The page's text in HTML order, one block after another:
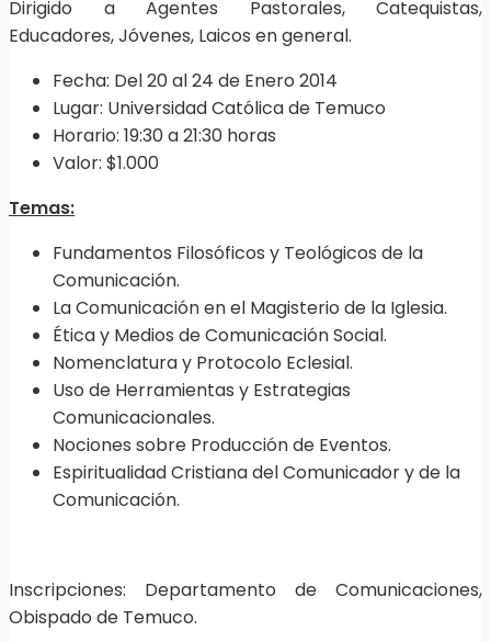
Dirigido a Agentes Pastorales, Catequistas,
Educadores, Jóvenes, Laicos en general.
Fecha: Del 20 al 24 de Enero 2014
Lugar: Universidad Católica de Temuco
Horario: 19:30 a 21:30 horas
Valor: $1.000
Temas:
Fundamentos Filosóficos y Teológicos de la
Comunicación.
La Comunicación en el Magisterio de la Iglesia.
Ética y Medios de Comunicación Social.
Nomenclatura y Protocolo Eclesial.
Uso de Herramientas y Estrategias
Comunicacionales.
Nociones sobre Producción de Eventos.
Espiritualidad Cristiana del Comunicador y de la
Comunicación.
Inscripciones: Departamento de Comunicaciones,
Obispado de Temuco.